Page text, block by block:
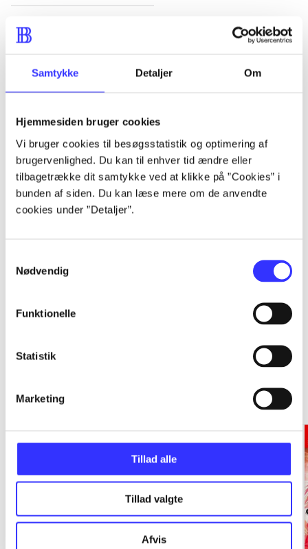
Samtykke Detaljer Om
Hjemmesiden bruger cookies
Vi bruger cookies til besøgsstatistik og optimering af
brugervenlighed. Du kan til enhver tid ændre eller
tilbagetrække dit samtykke ved at klikke på ”Cookies” i
bunden af siden. Du kan læse mere om de anvendte
cookies under ”Detaljer”.
Nødvendig
Funktionelle
Statistik
Marketing
Tillad alle
Tillad valgte
Afvis
Artikler
...
...
Gå til serien